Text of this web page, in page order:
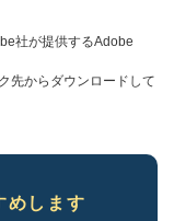
社が提供するAdobe
先からダウンロードして
めします